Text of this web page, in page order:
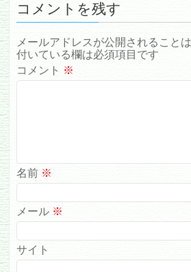
コメントを残す
メールアドレスが公開されること
付いている欄は必須項目です
コメント ※
名前 ※
メール ※
サイト